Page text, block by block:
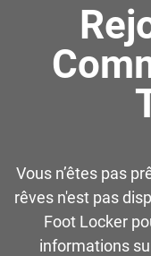
Vous n’êtes pas
rêves n'est pas
Foot Locker
informations